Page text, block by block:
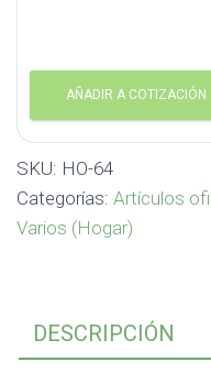
AÑADIR A COTIZACIÓN
SKU: HO-64
Categorías: Artículos
Varios (Hogar)
DESCRIPCIÓN